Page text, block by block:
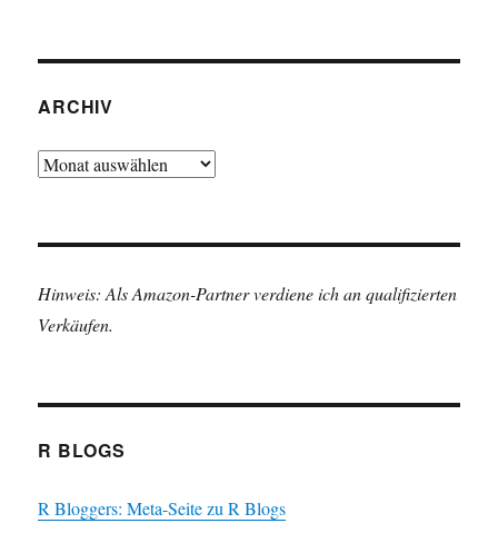
ARCHIV
Archiv
Hinweis: Als Amazon-Partner verdiene ich an qualifizierten
Verkäufen.
R BLOGS
R Bloggers: Meta-Seite zu R Blogs